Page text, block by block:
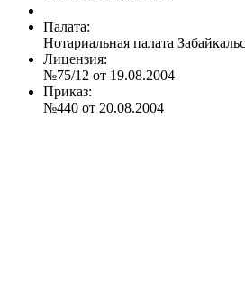
Палата:
Нотариальная палата
Лицензия:
№75/12 от 19.08.2004
Приказ:
№440 от 20.08.2004